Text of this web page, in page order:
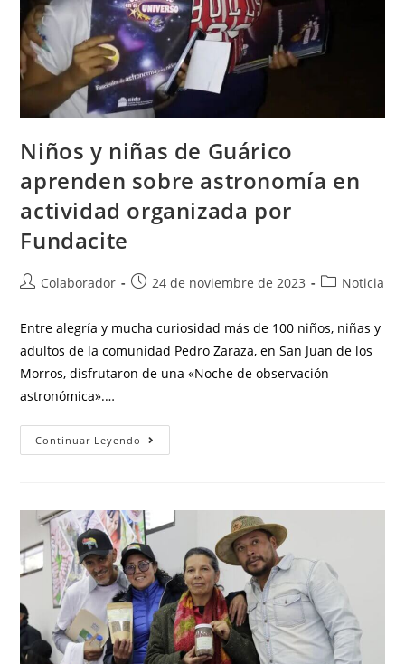
Niños y niñas de Guárico
aprenden sobre astronomía en
actividad organizada por
Fundacite
Colaborador 24 de noviembre de 2023 Noticia
Entre alegría y mucha curiosidad más de 100 niños, niñas y
adultos de la comunidad Pedro Zaraza, en San Juan de los
Morros, disfrutaron de una «Noche de observación
astronómica».…
Continuar Leyendo